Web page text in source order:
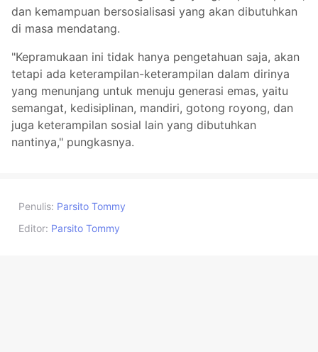
dan kemampuan bersosialisasi yang akan dibutuhkan
di masa mendatang.
"Kepramukaan ini tidak hanya pengetahuan saja, akan
tetapi ada keterampilan-keterampilan dalam dirinya
yang menunjang untuk menuju generasi emas, yaitu
semangat, kedisiplinan, mandiri, gotong royong, dan
juga keterampilan sosial lain yang dibutuhkan
nantinya," pungkasnya.
Penulis: Parsito Tommy
Editor: Parsito Tommy